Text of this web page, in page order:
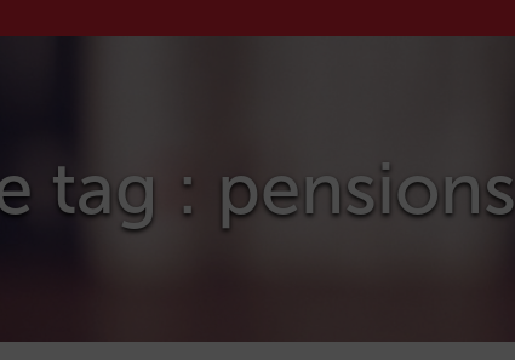
tag : pensions